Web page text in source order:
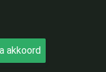
akkoord